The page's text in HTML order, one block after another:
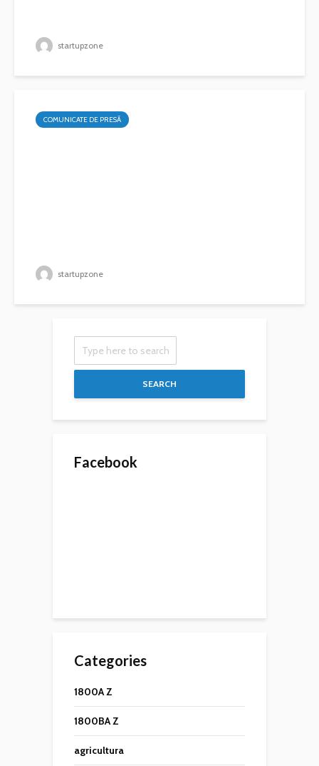
startupzone
COMUNICATE DE PRESĂ
startupzone
SEARCH
Facebook
Categories
1800A Z
1800BA Z
agricultura